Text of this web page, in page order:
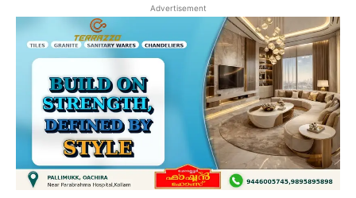
Advertisement